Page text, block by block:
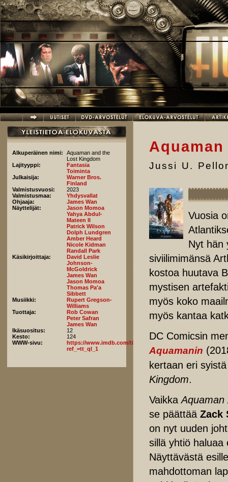
Hyppää pääsisältöön
Alkuperäinen nimi:
Aquaman and the
Lost Kingdom
Lajityyppi:
Fantasia
Toiminta
Julkaisija:
Warner Bros.
Finland
Valmistusvuosi:
2023
Valmistusmaa:
Yhdysvallat
Ohjaaja:
James Wan
Näyttelijät:
Jason Momoa
Yahya Abdul-
Mateen II
Patrick Wilson
Dolph Lundgren
Amber Heard
Nicole Kidman
Randall Park
Käsikirjoittaja:
David Leslie
Johnson-
McGoldrick
James Wan
Jason Momoa
Thomas Pa'a
Sibbett
Musiikki:
Rupert Gregson-
Williams
Tuottaja:
Rob Cowan
Peter Safran
James Wan
Ikäsuositus:
12
Kesto:
124
WWW-sivu:
https://www.imdb.com/title/tt9663764/fullcredits/?
ref_=tt_ql_1
Jussi U.
Vuosia
Nyt hän
siviilimimänsä
kostoa huutava
mystisen
myös koko
myös kantaa
DC Comicsin
Aquamanin
kertaan eri
Kingdom.
VaikkaAquaman
se päättää Zack
on nyt uuden
sillä yhtiö haluaa
Näyttävästä
mahdottoman